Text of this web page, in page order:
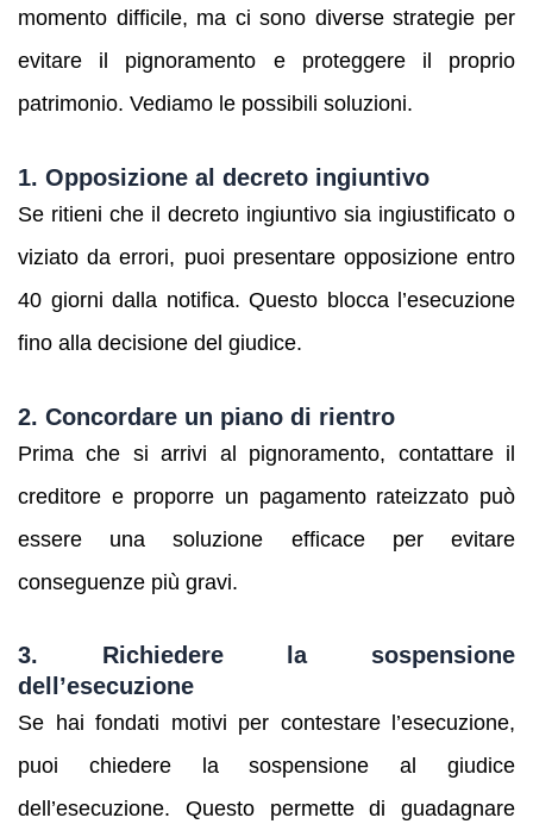
momento difficile, ma ci sono diverse strategie per
evitare il pignoramento e proteggere il proprio
patrimonio. Vediamo le possibili soluzioni.
1. Opposizione al decreto ingiuntivo
Se ritieni che il decreto ingiuntivo sia ingiustificato o
viziato da errori, puoi presentare opposizione entro
40 giorni dalla notifica. Questo blocca l’esecuzione
fino alla decisione del giudice.
2. Concordare un piano di rientro
Prima che si arrivi al pignoramento, contattare il
creditore e proporre un pagamento rateizzato può
essere una soluzione efficace per evitare
conseguenze più gravi.
3. Richiedere la sospensione
dell’esecuzione
Se hai fondati motivi per contestare l’esecuzione,
puoi chiedere la sospensione al giudice
dell’esecuzione. Questo permette di guadagnare